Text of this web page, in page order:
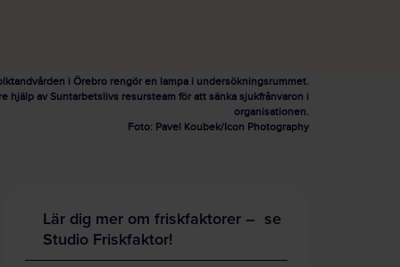
i Örebro rengör en lampa i undersökningsrummet.
hjälp av Suntarbetslivs resursteam för att sänka sjukfrånvaron i
organisationen.
Foto: Pavel Koubek/Icon Photography
Lär dig mer om friskfaktorer – se
Studio Friskfaktor!